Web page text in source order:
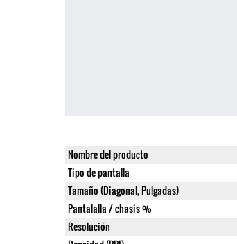
Nombre del producto
Tipo de pantalla
Tamaño (Diagonal, Pulgadas)
Pantalalla / chasis %
Resolución